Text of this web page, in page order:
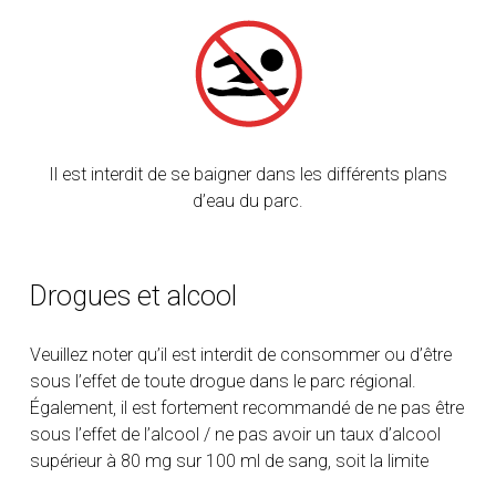
Il est interdit de se baigner dans les différents plans
d’eau du parc.
Drogues et alcool
Veuillez noter qu’il est interdit de consommer ou d’être
sous l’effet de toute drogue dans le parc régional.
Également, il est fortement recommandé de ne pas être
sous l’effet de l’alcool / ne pas avoir un taux d’alcool
supérieur à 80 mg sur 100 ml de sang, soit la limite